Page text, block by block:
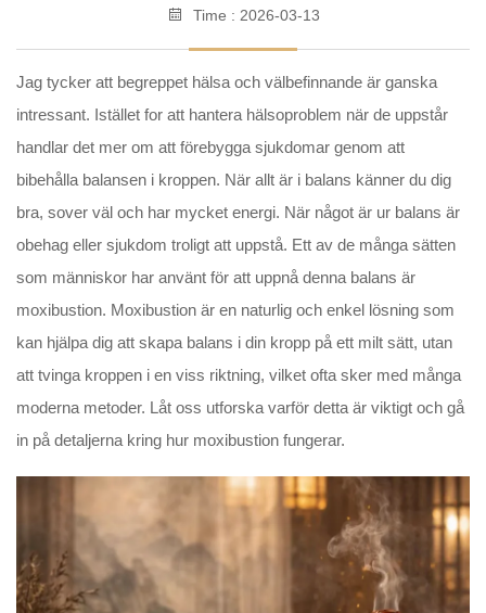
Time : 2026-03-13
Jag tycker att begreppet hälsa och välbefinnande är ganska
intressant. Istället for att hantera hälsoproblem när de uppstår
handlar det mer om att förebygga sjukdomar genom att
bibehålla balansen i kroppen. När allt är i balans känner du dig
bra, sover väl och har mycket energi. När något är ur balans är
obehag eller sjukdom troligt att uppstå. Ett av de många sätten
som människor har använt för att uppnå denna balans är
moxibustion. Moxibustion är en naturlig och enkel lösning som
kan hjälpa dig att skapa balans i din kropp på ett milt sätt, utan
att tvinga kroppen i en viss riktning, vilket ofta sker med många
moderna metoder. Låt oss utforska varför detta är viktigt och gå
in på detaljerna kring hur moxibustion fungerar.